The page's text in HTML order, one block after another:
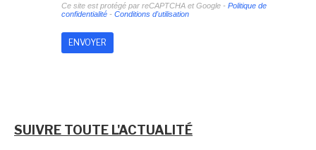
Ce site est protégé par reCAPTCHA et Google - Politique de
confidentialité- Conditions d'utilisation
SUIVRE TOUTE L'ACTUALITÉ